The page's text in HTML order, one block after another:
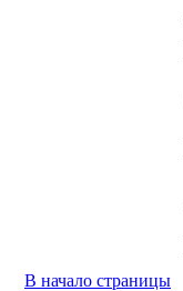
В начало страницы